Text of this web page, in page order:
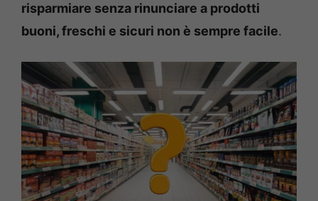
risparmiare senza rinunciare a prodotti
buoni, freschi e sicuri non è sempre facile.